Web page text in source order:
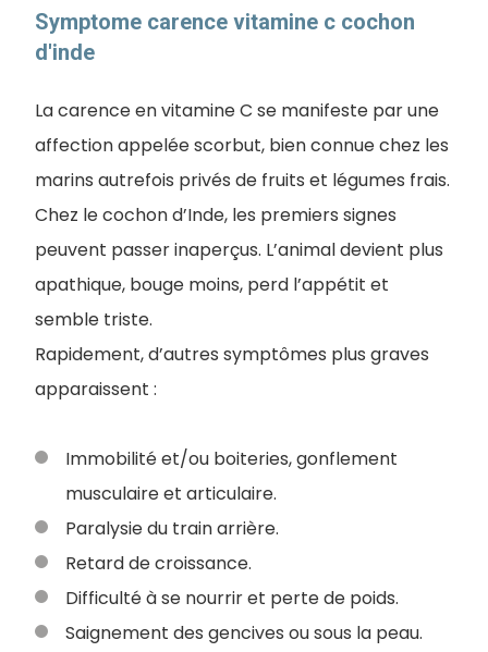
Symptome carence vitamine c cochon
d'inde
La carence en vitamine C se manifeste par une
affection appelée scorbut, bien connue chez les
marins autrefois privés de fruits et légumes frais.
Chez le cochon d’Inde, les premiers signes
peuvent passer inaperçus. L’animal devient plus
apathique, bouge moins, perd l’appétit et
semble triste.
Rapidement, d’autres symptômes plus graves
apparaissent :
Immobilité et/ou boiteries, gonflement
musculaire et articulaire.
Paralysie du train arrière.
Retard de croissance.
Difficulté à se nourrir et perte de poids.
Saignement des gencives ou sous la peau.